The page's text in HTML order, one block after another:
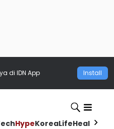
di IDN App Install
HypeKoreaLifeHealth